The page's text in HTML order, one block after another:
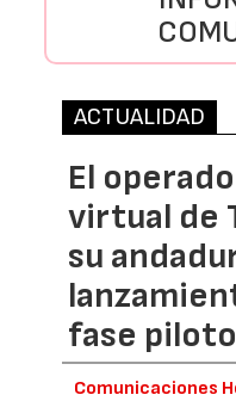
ACTUALIDAD
El
virtual de
su
fase piloto
Comunicaciones